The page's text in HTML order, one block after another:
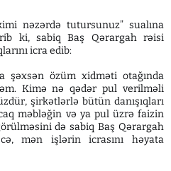
nəzərdə tutursunuz” sualına
ki, sabiq Baş Qərargah rəisi
icra edib:
şəxsən özüm xidməti otağında
Kimə nə qədər pul verilməli
şirkətlərlə bütün danışıqları
məbləğin və ya pul üzrə faizin
də sabiq Baş Qərargah
mən işlərin icrasını həyata